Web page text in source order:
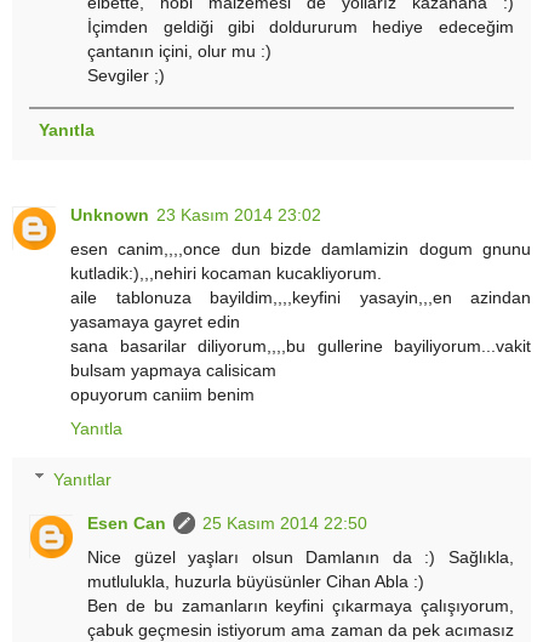
İçimden geldiği gibi doldururum hediye edeceğim
çantanın içini, olur mu :)
Sevgiler ;)
Yanıtla
Unknown 23 Kasım 2014 23:02
esen canim,,,,once dun bizde damlamizin dogum gnunu
kutladik:),,,nehiri kocaman kucakliyorum.
aile tablonuza bayildim,,,,keyfini yasayin,,,en azindan
yasamaya gayret edin
sana basarilar diliyorum,,,,bu gullerine bayiliyorum...vakit
bulsam yapmaya calisicam
opuyorum caniim benim
Yanıtla
Yanıtlar
Esen Can
25 Kasım 2014 22:50
Nice güzel yaşları olsun Damlanın da :) Sağlıkla,
mutlulukla, huzurla büyüsünler Cihan Abla :)
Ben de bu zamanların keyfini çıkarmaya çalışıyorum,
çabuk geçmesin istiyorum ama zaman da pek acımasız